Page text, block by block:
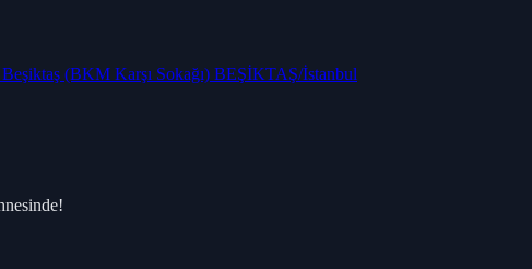
(BKM Karşı Sokağı) BEŞİKTAŞ/İstanbul